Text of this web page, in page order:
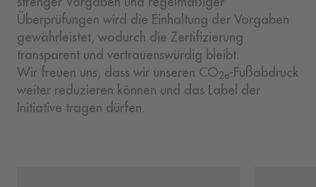
Überprüfungen wird die Einhaltung der Vorgaben
gewährleistet, wodurch die Zertifizierung
transparent und vertrauenswürdig bleibt.
Wir freuen uns, dass wir unseren CO2e-Fußabdruck
weiter reduzieren können und das Label der
Initiative tragen dürfen.